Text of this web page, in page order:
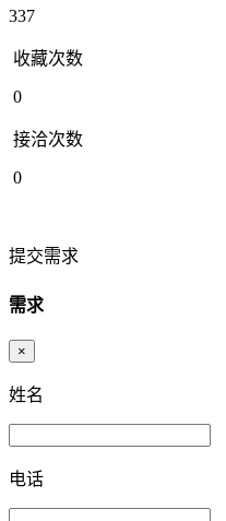
337
收藏次数
0
接洽次数
0
提交需求
需求
×
姓名
电话